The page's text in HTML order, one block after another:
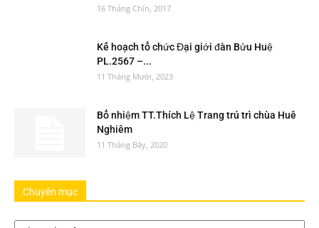
16 Tháng Chín, 2017
Kế hoạch tổ chức Đại giới đàn Bửu Huệ
PL.2567 –...
11 Tháng Mười, 2023
Bổ nhiệm TT.Thích Lệ Trang trú trì chùa Huê
Nghiêm
11 Tháng Bảy, 2020
Chuyên mục
Chuyên